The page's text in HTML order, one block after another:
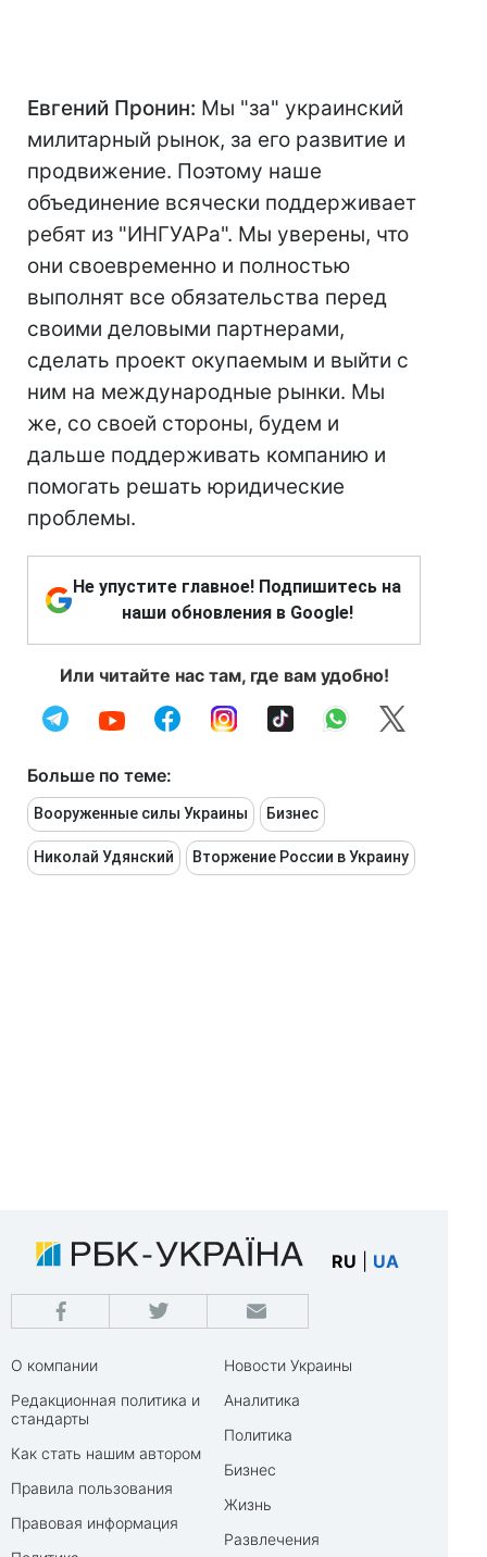
Евгений Пронин: Мы "за" украинский
милитарный рынок, за его развитие и
продвижение. Поэтому наше
объединение всячески поддерживает
ребят из "ИНГУАРа". Мы уверены, что
они своевременно и полностью
выполнят все обязательства перед
своими деловыми партнерами,
сделать проект окупаемым и выйти с
ним на международные рынки. Мы
же, со своей стороны, будем и
дальше поддерживать компанию и
помогать решать юридические
проблемы.
Не упустите главное! Подпишитесь на
наши обновления в Google!
Или читайте нас там, где вам удобно!
Больше по теме:
Вооруженные силы Украины Бизнес
Николай Удянский Вторжение России в Украину
RU UA
О компании
Редакционная политика и
стандарты
Как стать нашим автором
Правила пользования
Правовая информация
Новости Украины
Аналитика
Политика
Бизнес
Жизнь
Развлечения